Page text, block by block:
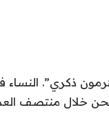
ذكري”. النساء
خلال منتصف